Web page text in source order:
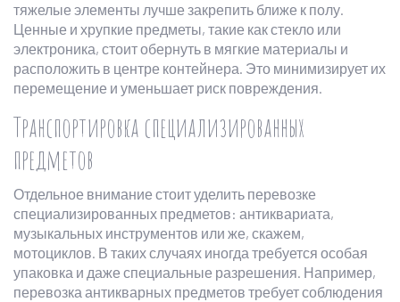
тяжелые элементы лучше закрепить ближе к полу.
Ценные и хрупкие предметы, такие как стекло или
электроника, стоит обернуть в мягкие материалы и
расположить в центре контейнера. Это минимизирует их
перемещение и уменьшает риск повреждения.
Транспортировка специализированных
предметов
Отдельное внимание стоит уделить перевозке
специализированных предметов: антиквариата,
музыкальных инструментов или же, скажем,
мотоциклов. В таких случаях иногда требуется особая
упаковка и даже специальные разрешения. Например,
перевозка антикварных предметов требует соблюдения